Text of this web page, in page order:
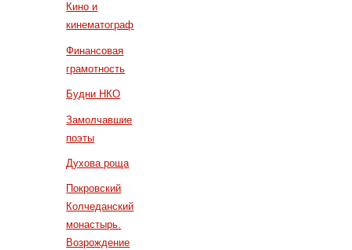
Кино и
кинематограф
Финансовая
грамотность
Будни НКО
Замолчавшие
поэты
Духова роща
Покровский
Колчеданский
монастырь.
Возрождение